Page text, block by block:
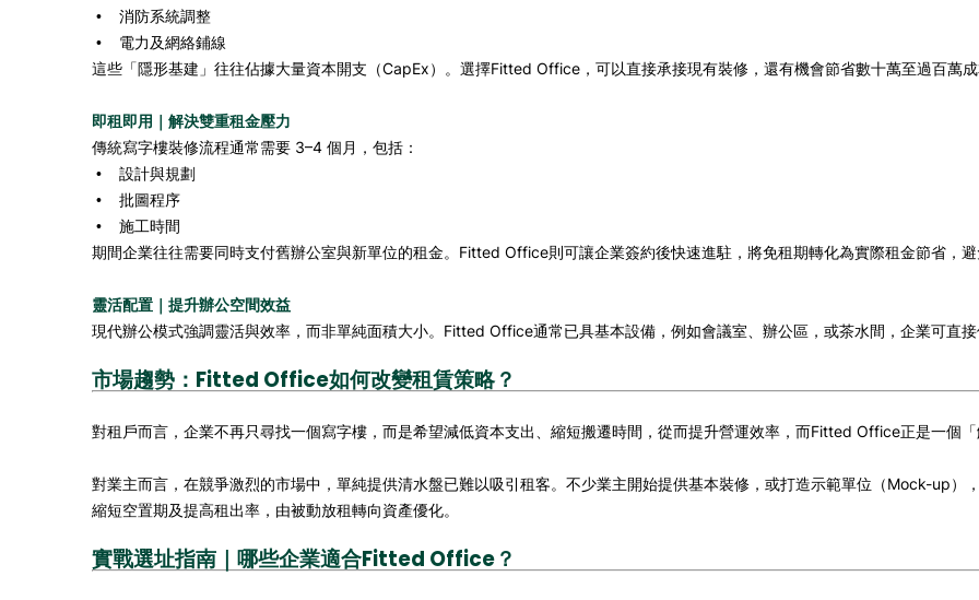
• 消防系統調整
• 電力及網絡鋪線
這些「隱形基建」往往佔據大量資本開支（CapEx）。選擇Fitted Office，可以直接承接現有裝修，還有機會節省數十萬至過百萬
即租即用｜解決雙重租金壓力
傳統寫字樓裝修流程通常需要 3–4 個月，包括：
• 設計與規劃
• 批圖程序
• 施工時間
期間企業往往需要同時支付舊辦公室與新單位的租金。Fitted Office則可讓企業簽約後快速進駐，將免租期轉化為實際租金節省，
靈活配置｜提升辦公空間效益
現代辦公模式強調靈活與效率，而非單純面積大小。Fitted Office通常已具基本設備，例如會議室、辦公區，或茶水間，企業可直
市場趨勢：Fitted Office如何改變租賃策略？
對租戶而言，企業不再只尋找一個寫字樓，而是希望減低資本支出、縮短搬遷時間，從而提升營運效率，而Fitted Office正是一個
對業主而言，在競爭激烈的市場中，單純提供清水盤已難以吸引租客。不少業主開始提供基本裝修，或打造示範單位（Mock-up）
縮短空置期及提高租出率，由被動放租轉向資產優化。
實戰選址指南｜哪些企業適合Fitted Office？